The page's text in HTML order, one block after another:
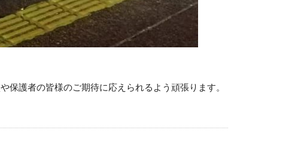
護者の皆様のご期待に応えられるよう頑張ります。